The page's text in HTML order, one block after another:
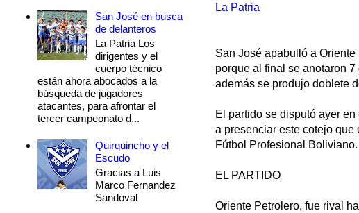
La Patria
San José apabulló a
porque al final se anotaron
además se produjo doblete
El partido se disputó ayer
a presenciar este cotejo que
Fútbol Profesional Boliviano.
EL PARTIDO
Oriente Petrolero, fue rival
San José en busca
de delanteros
La Patria Los
dirigentes y el
cuerpo técnico
están ahora abocados a la
búsqueda de jugadores
atacantes, para afrontar el
tercer campeonato d...
Quirquincho y el
Escudo
Gracias a Luis
Marco Fernandez
Sandoval